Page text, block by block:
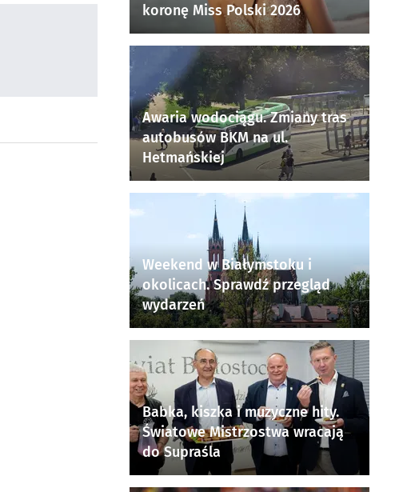
koronę Miss Polski 2026
Awaria wodociągu. Zmiany tras
autobusów BKM na ul.
Hetmańskiej
Weekend w Białymstoku i
okolicach. Sprawdź przegląd
wydarzeń
Babka, kiszka i muzyczne hity.
Światowe Mistrzostwa wracają
do Supraśla